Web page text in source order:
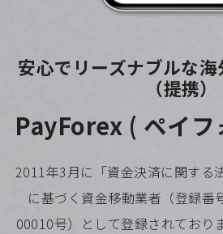
安心でリーズナブルな
（提携）
PayForex ( ペイフ
2011年3月に「資金決済に関する
に基づく資金移動業者（登録
00010号）として登録されており